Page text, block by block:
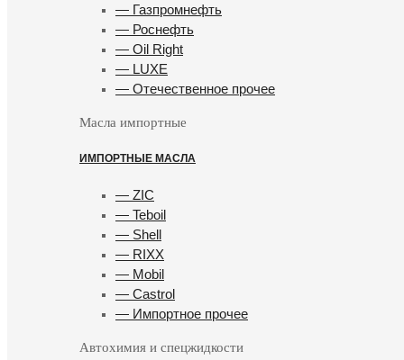
— Газпромнефть
— Роснефть
— Oil Right
— LUXE
— Отечественное прочее
Масла импортные
ИМПОРТНЫЕ МАСЛА
— ZIC
— Teboil
— Shell
— RIXX
— Mobil
— Castrol
— Импортное прочее
Автохимия и спецжидкости